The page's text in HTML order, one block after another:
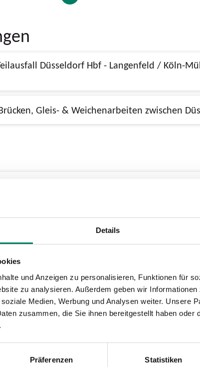
Details
und Anzeigen zu personalisieren, Funktionen für
zu analysieren. Außerdem geben wir
Medien, Werbung und Analysen weiter. Unsere
zusammen, die Sie ihnen bereitgestellt haben oder
Präferenzen Statistiken
21:00 - 04.09.2026, 21:00, Brücken, Gleis- &
(S)